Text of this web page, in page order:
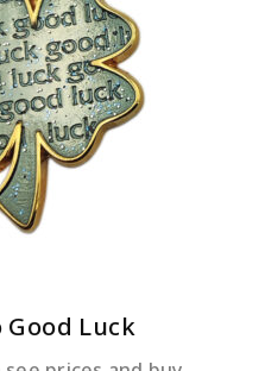
ΠΕΡΙΣΣΌΤΕΡΑ
Good Luck